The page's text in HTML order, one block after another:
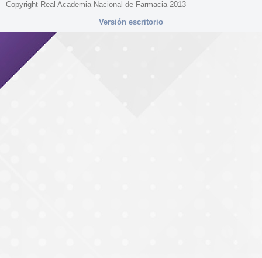
Copyright Real Academia Nacional de Farmacia 2013
Versión escritorio